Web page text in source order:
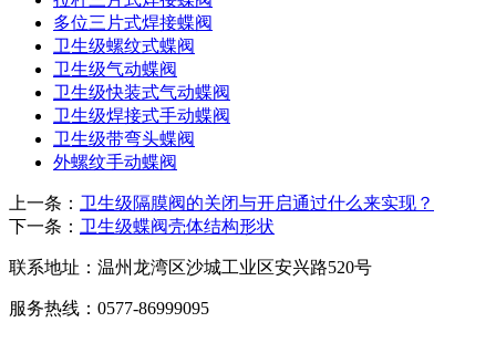
多位三片式焊接蝶阀
卫生级螺纹式蝶阀
卫生级气动蝶阀
卫生级快装式气动蝶阀
卫生级焊接式手动蝶阀
卫生级带弯头蝶阀
外螺纹手动蝶阀
上一条： 卫生级隔膜阀的关闭与开启通过什么来实现？
下一条： 卫生级蝶阀壳体结构形状
联系地址： 温州龙湾区沙城工业区安兴路520号
服务热线： 0577-86999095